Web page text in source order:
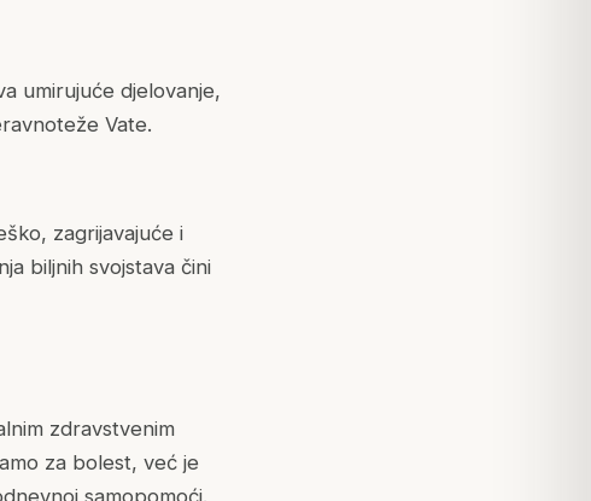
umirujuće djelovanje,
Vate.
zagrijavajuće i
biljnih svojstava čini
zdravstvenim
za bolest, već je